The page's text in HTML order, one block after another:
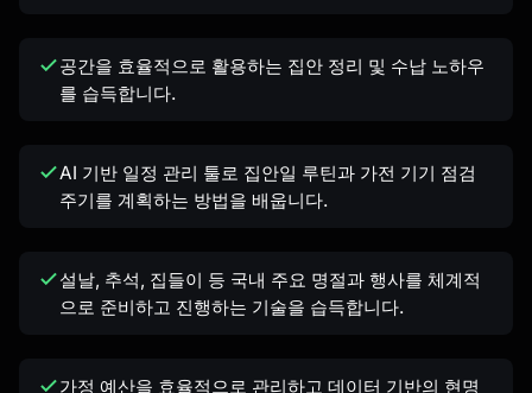
공간을 효율적으로 활용하는 집안 정리 및 수납 노하우
를 습득합니다.
AI 기반 일정 관리 툴로 집안일 루틴과 가전 기기 점검
주기를 계획하는 방법을 배웁니다.
설날, 추석, 집들이 등 국내 주요 명절과 행사를 체계적
으로 준비하고 진행하는 기술을 습득합니다.
가정 예산을 효율적으로 관리하고 데이터 기반의 현명